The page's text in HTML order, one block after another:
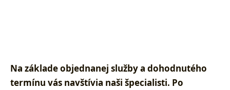
Na základe objednanej služby a dohodnutého
termínu vás navštívia naši špecialisti. Po